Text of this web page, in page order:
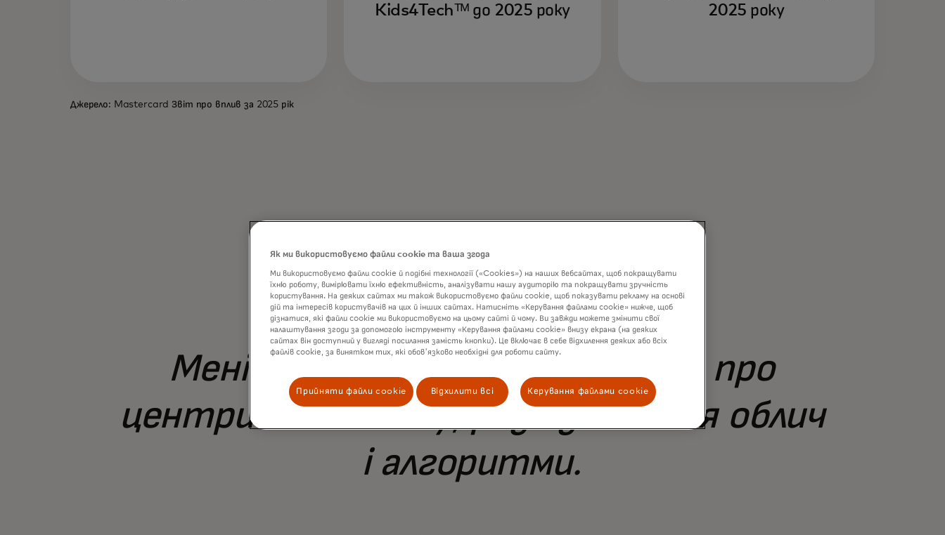
Kids4Techᵀᴹ до 2025 року
2025 року
Джерело: Mastercard Звіт про вплив за 2025 рік
Мені сподобалося дізнаватися про
центри інтелекту, розпізнавання облич
і алгоритми.
Як ми використовуємо файли cookie та ваша згода
Ми використовуємо файли cookie й подібні технології («Cookies») на наших вебсайтах, щоб покращувати
їхню роботу, вимірювати їхню ефективність, аналізувати нашу аудиторію та покращувати зручність
користування. На деяких сайтах ми також використовуємо файли cookie, щоб показувати рекламу на основі
дій та інтересів користувачів на цих й інших сайтах. Натисніть «Керування файлами cookie» нижче, щоб
дізнатися, які файли cookie ми використовуємо на цьому сайті й чому. Ви завжди можете змінити свої
налаштування згоди за допомогою інструменту «Керування файлами cookie» внизу екрана (на деяких
сайтах він доступний у вигляді посилання замість кнопки). Це включає в себе відхилення деяких або всіх
файлів cookie, за винятком тих, які обов'язково необхідні для роботи сайту.
Прийняти файли cookie Відхилити всі Керування файлами cookie